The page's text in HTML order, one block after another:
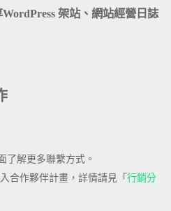
架站、網站經營日誌
了解更多聯繫方式。
合作夥伴計畫，詳情請見「 行銷分